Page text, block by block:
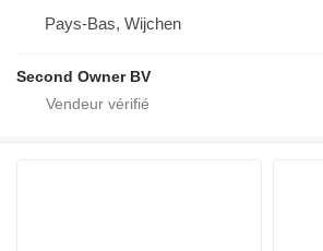
Pays-Bas, Wijchen
Second Owner BV